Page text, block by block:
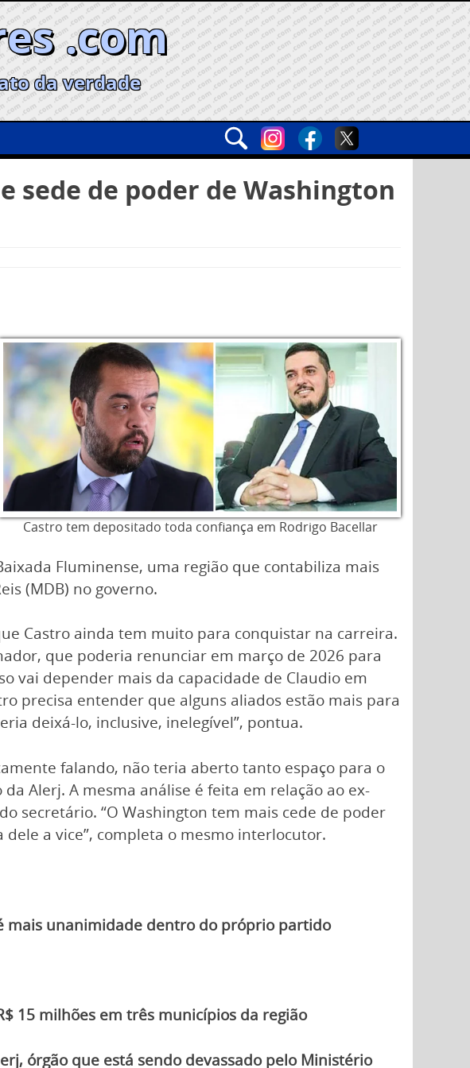
.com
da verdade
sede de poder de Washington
Castro tem depositado toda confiança em Rodrigo Bacellar
Fluminense, uma região que contabiliza mais
(MDB) no governo.
Castro ainda tem muito para conquistar na carreira.
que poderia renunciar em março de 2026 para
vai depender mais da capacidade de Claudio em
precisa entender que alguns aliados estão mais para
deixá-lo, inclusive, inelegível”, pontua.
falando, não teria aberto tanto espaço para o
Alerj. A mesma análise é feita em relação ao ex-
secretário. “O Washington tem mais cede de poder
a vice”, completa o mesmo interlocutor.
mais unanimidade dentro do próprio partido
15 milhões em três municípios da região
órgão que está sendo devassado pelo Ministério